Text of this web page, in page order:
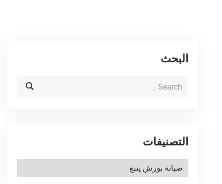
البحث
التصنيفات
التصنيفات